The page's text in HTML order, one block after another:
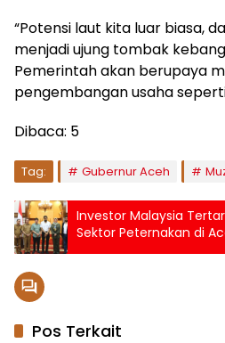
“Potensi laut kita luar biasa,
menjadi ujung tombak
Pemerintah akan berupaya
pengembangan usaha
Dibaca: 5
Tag: Gubernur Aceh
Investor Malaysia
Sektor Peternakan di
Pos Terkait